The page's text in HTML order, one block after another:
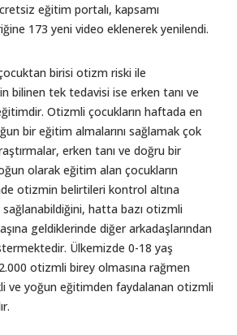
eğitim portalı, kapsamı
173 yeni video eklenerek yenilendi.
birisi otizm riski ile
bilinen tek tedavisi ise erken tanı ve
Otizmli çocukların haftada en
bir eğitim almalarını sağlamak çok
erken tanı ve doğru bir
olarak eğitim alan çocukların
otizmin belirtileri kontrol altına
sağlanabildiğini, hatta bazı otizmli
geldiklerinde diğer arkadaşlarından
Ülkemizde 0-18 yaş
otizmli birey olmasına rağmen
ve yoğun eğitimden faydalanan otizmli